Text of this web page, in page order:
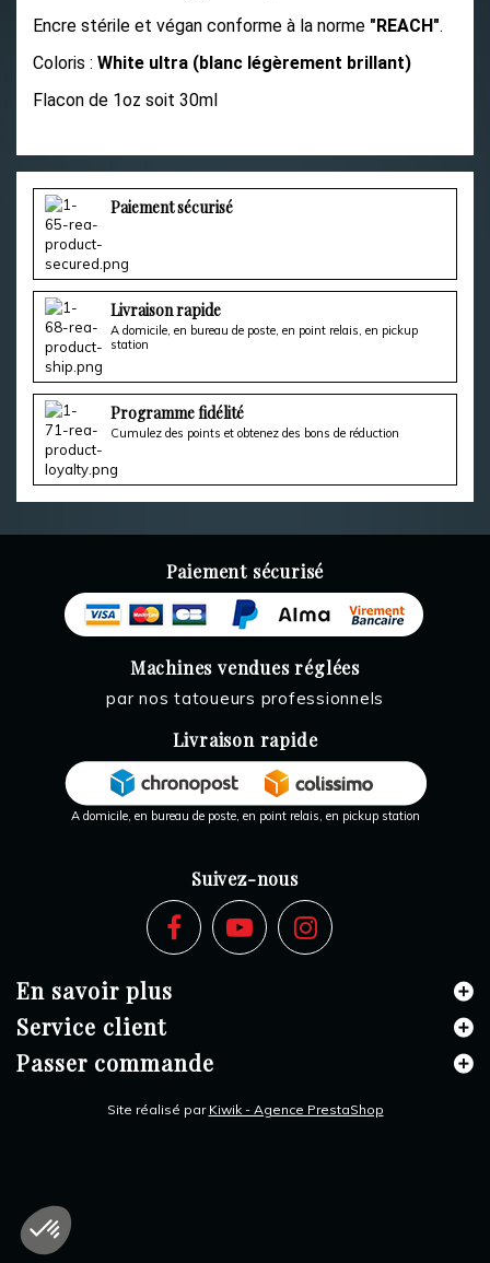
Encre stérile et végan conforme à la norme "REACH".
Coloris : White ultra (blanc légèrement brillant)
Flacon de 1oz soit 30ml
Paiement sécurisé
Livraison rapide
A domicile, en bureau de poste, en point relais, en pickup
station
Programme fidélité
Cumulez des points et obtenez des bons de réduction
Paiement sécurisé
Machines vendues réglées
par nos tatoueurs professionnels
Livraison rapide
A domicile, en bureau de poste, en point relais, en pickup station
Suivez-nous
En savoir plus
Service client
Passer commande
Site réalisé par Kiwik - Agence PrestaShop